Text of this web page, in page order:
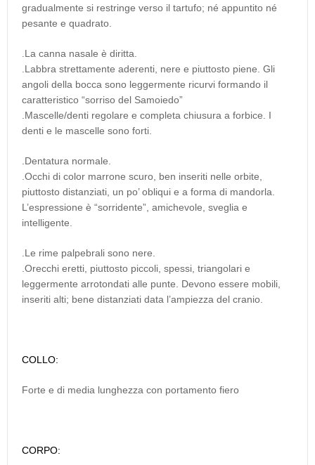
gradualmente si restringe verso il tartufo; né appuntito né
pesante e quadrato.
.La canna nasale è diritta.
.Labbra strettamente aderenti, nere e piuttosto piene. Gli
angoli della bocca sono leggermente ricurvi formando il
caratteristico “sorriso del Samoiedo”
.Mascelle/denti regolare e completa chiusura a forbice. I
denti e le mascelle sono forti.
.Dentatura normale.
.Occhi di color marrone scuro, ben inseriti nelle orbite,
piuttosto distanziati, un po’ obliqui e a forma di mandorla.
L’espressione è “sorridente”, amichevole, sveglia e
intelligente.
.Le rime palpebrali sono nere.
.Orecchi eretti, piuttosto piccoli, spessi, triangolari e
leggermente arrotondati alle punte. Devono essere mobili,
inseriti alti; bene distanziati data l’ampiezza del cranio.
COLLO:
Forte e di media lunghezza con portamento fiero
CORPO: